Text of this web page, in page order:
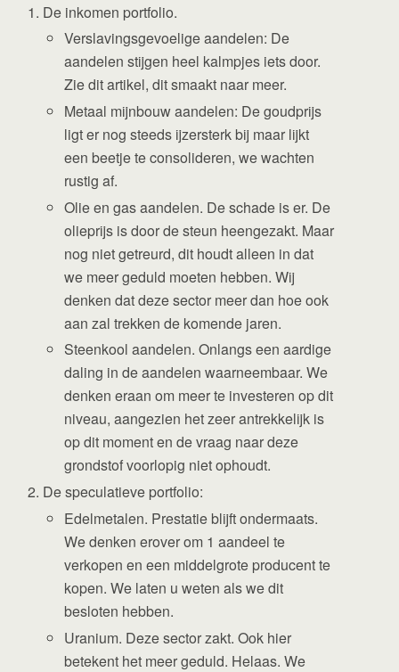
De inkomen portfolio.
Verslavingsgevoelige aandelen: De
aandelen stijgen heel kalmpjes iets door.
Zie dit artikel, dit smaakt naar meer.
Metaal mijnbouw aandelen: De goudprijs
ligt er nog steeds ijzersterk bij maar lijkt
een beetje te consolideren, we wachten
rustig af.
Olie en gas aandelen. De schade is er. De
olieprijs is door de steun heengezakt. Maar
nog niet getreurd, dit houdt alleen in dat
we meer geduld moeten hebben. Wij
denken dat deze sector meer dan hoe ook
aan zal trekken de komende jaren.
Steenkool aandelen. Onlangs een aardige
daling in de aandelen waarneembaar. We
denken eraan om meer te investeren op dit
niveau, aangezien het zeer antrekkelijk is
op dit moment en de vraag naar deze
grondstof voorlopig niet ophoudt.
De speculatieve portfolio:
Edelmetalen. Prestatie blijft ondermaats.
We denken erover om 1 aandeel te
verkopen en een middelgrote producent te
kopen. We laten u weten als we dit
besloten hebben.
Uranium. Deze sector zakt. Ook hier
betekent het meer geduld. Helaas. We